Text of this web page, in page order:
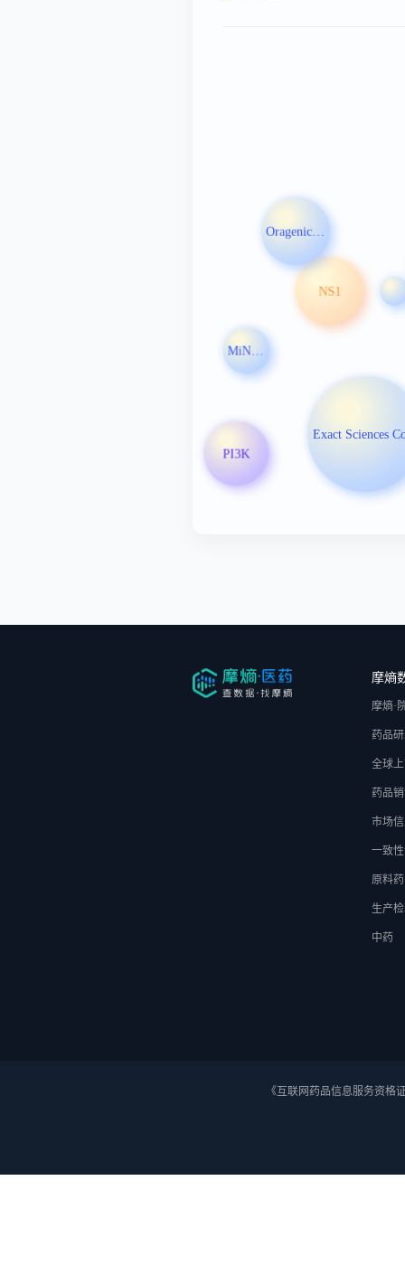
Exact Sciences
MiNK Therapeutics
NS1
Oragenics Inc
PI3K
摩熵
摩熵·
药品
全球
药品
市场
一致
原料药
生产
中药
《互联网药品信息服务资